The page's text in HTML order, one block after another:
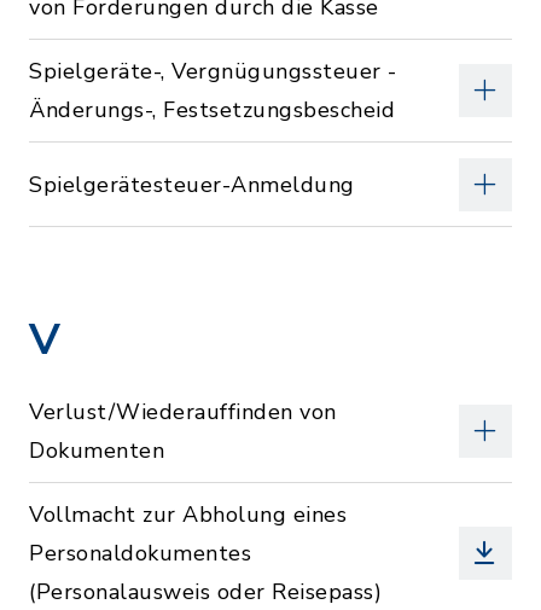
von Forderungen durch die Kasse
Spielgeräte-, Vergnügungssteuer -
Änderungs-, Festsetzungsbescheid
Spielgerätesteuer-Anmeldung
V
Verlust/Wiederauffinden von
Dokumenten
Vollmacht zur Abholung eines
Personaldokumentes
(Personalausweis oder Reisepass)